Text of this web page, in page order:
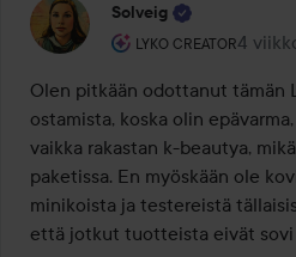
Solveig
LYKO CREATOR
Käyttäjän rooli: Lyko
4
Viesti
Olen pitkään odottanut tämän
ostamista, koska olin
vaikka rakastan k-beautya,
paketissa. En myöskään ole
minikoista ja testereistä
että jotkut tuotteista eivät